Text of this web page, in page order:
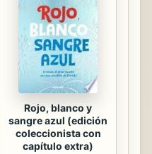
Rojo, blanco y
sangre azul (edición
coleccionista con
capítulo extra)